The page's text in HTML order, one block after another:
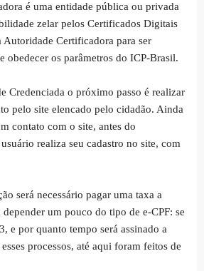
é uma entidade pública ou privada
zelar pelos Certificados Digitais
Certificadora para ser
obedecer os parâmetros do ICP-Brasil.
Credenciada o próximo passo é realizar
pelo site elencado pelo cidadão. Ainda
contato com o site, antes do
realiza seu cadastro no site, com
será necessário pagar uma taxa a
um pouco do tipo de e-CPF: se
e por quanto tempo será assinado a
processos, até aqui foram feitos de